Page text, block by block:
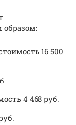
образом:
16 500
4 468 руб.